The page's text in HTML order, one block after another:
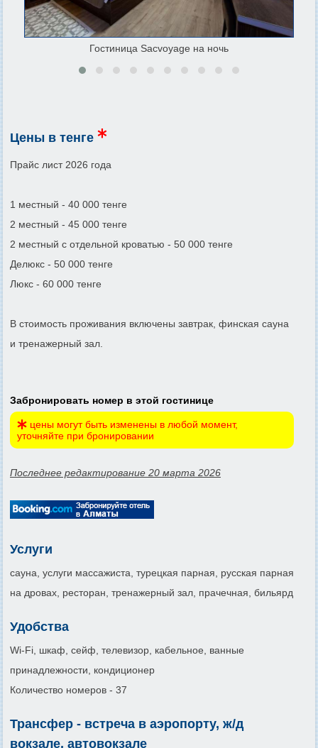
Гостиница Sacvoyage на ночь
Цены в тенге
Прайс лист 2026 года
1 местный - 40 000 тенге
2 местный - 45 000 тенге
2 местный с отдельной кроватью - 50 000 тенге
Делюкс - 50 000 тенге
Люкс - 60 000 тенге
В стоимость проживания включены завтрак, финская сауна
и тренажерный зал.
Забронировать номер в этой гостинице
цены могут быть изменены в любой момент,
уточняйте при бронировании
Последнее редактирование 20 марта 2026
Услуги
сауна, услуги массажиста, турецкая парная, русская парная
на дровах, ресторан, тренажерный зал, прачечная, бильярд
Удобства
Wi-Fi, шкаф, сейф, телевизор, кабельное, ванные
принадлежности, кондиционер
Количество номеров - 37
Трансфер - встреча в аэропорту, ж/д
вокзале, автовокзале